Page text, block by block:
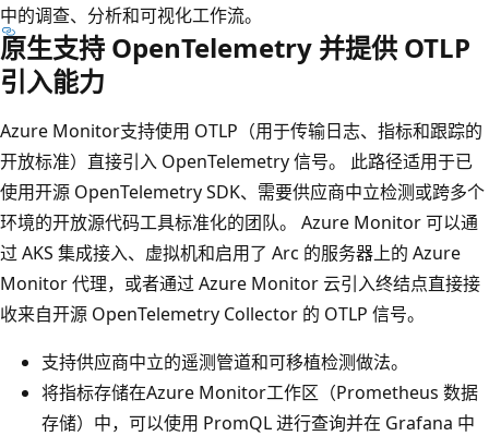
中的调查、分析和可视化工作流。
原生支持 OpenTelemetry 并提供 OTLP
引入能力
Azure Monitor支持使用 OTLP（用于传输日志、指标和跟踪的
开放标准）直接引入 OpenTelemetry 信号。 此路径适用于已
使用开源 OpenTelemetry SDK、需要供应商中立检测或跨多个
环境的开放源代码工具标准化的团队。 Azure Monitor 可以通
过 AKS 集成接入、虚拟机和启用了 Arc 的服务器上的 Azure
Monitor 代理，或者通过 Azure Monitor 云引入终结点直接接
收来自开源 OpenTelemetry Collector 的 OTLP 信号。
支持供应商中立的遥测管道和可移植检测做法。
将指标存储在Azure Monitor工作区（Prometheus 数据
存储）中，可以使用 PromQL 进行查询并在 Grafana 中